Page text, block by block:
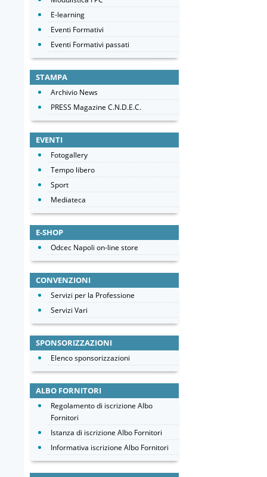
E-learning
Eventi Formativi
Eventi Formativi passati
STAMPA
Archivio News
PRESS Magazine C.N.D.E.C.
EVENTI
Fotogallery
Tempo libero
Sport
Mediateca
E-SHOP
Odcec Napoli on-line store
CONVENZIONI
Servizi per la Professione
Servizi Vari
SPONSORIZZAZIONI
Elenco sponsorizzazioni
ALBO FORNITORI
Regolamento di iscrizione Albo
Fornitori
Istanza di iscrizione Albo Fornitori
Informativa iscrizione Albo Fornitori